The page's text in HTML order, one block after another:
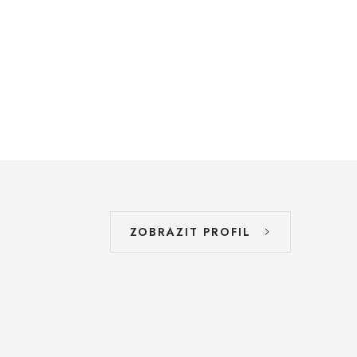
ZOBRAZIT PROFIL